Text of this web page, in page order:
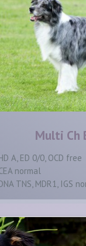
Multi Ch
A, ED 0/0, OCD free
normal
TNS, MDR1, IGS